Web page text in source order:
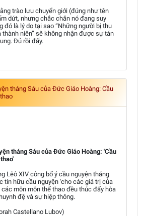
trào lưu chuyển giới (đúng như tên
dứt, nhưng chắc chắn nó đang suy
đó là lý do tại sao “Những người bị thu
thành niên” sẽ không nhận được sự tán
Đủ rồi đấy.
tháng Sáu của Đức Giáo Hoàng: Cầu
tháng Sáu của Đức Giáo Hoàng: 'Cầu
Lêô XIV công bố ý cầu nguyện tháng
tín hữu cầu nguyện 'cho các giá trị của
môn môn thể thao đều thúc đẩy hòa
đệ và sự hiệp thông.
Castellano Lubov)